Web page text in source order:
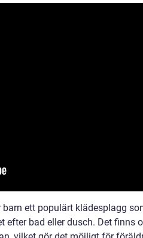
ett populärt klädesplagg
efter bad eller dusch. Det finns